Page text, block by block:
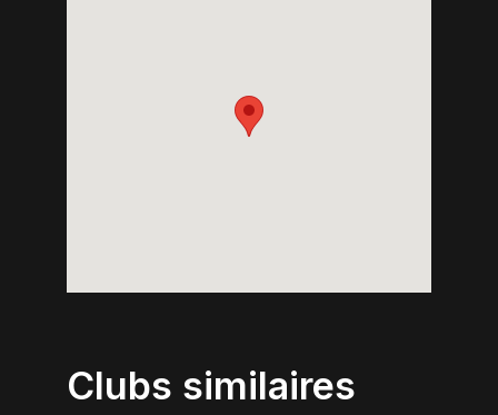
Clubs similaires